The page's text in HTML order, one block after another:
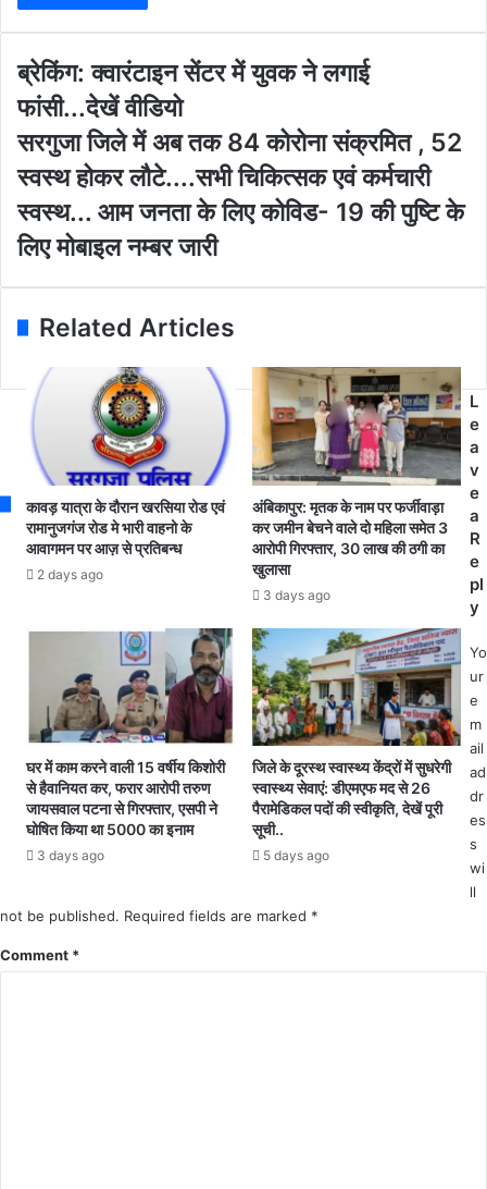
o
r
E
m
a
i
a
d
r
e
s
ब्रे
किं
ग
:
क्वा
रं
टा
न
र
में
व
फां
सी
ब्रेकिंग: क्वारंटाइन सेंटर में युवक ने लगाई
फांसी...देखें वीडियो
स
गु
जा
ले
ब
त
8
सं
क्र
मि
लौ
स
चि
सरगुजा जिले में अब तक 84 कोरोना संक्रमित , 52
स्वस्थ होकर लौटे....सभी चिकित्सक एवं कर्मचारी
स्वस्थ... आम जनता के लिए कोविड- 19 की पुष्टि के
लिए मोबाइल नम्बर जारी
Related Articles
कावड़ यात्रा के दौरान खरसिया रोड एवं
रामानुजगंज रोड मे भारी वाहनो के
आवागमन पर आज़ से प्रतिबन्ध
2 days ago
अंबिकापुर: मृतक के नाम पर फर्जीवाड़ा
कर जमीन बेचने वाले दो महिला समेत 3
आरोपी गिरफ्तार, 30 लाख की ठगी का
खुलासा
3 days ago
घर में काम करने वाली 15 वर्षीय किशोरी
से हैवानियत कर, फरार आरोपी तरुण
जायसवाल पटना से गिरफ्तार, एसपी ने
घोषित किया था 5000 का इनाम
3 days ago
जिले के दूरस्थ स्वास्थ्य केंद्रों में सुधरेगी
स्वास्थ्य सेवाएं: डीएमएफ मद से 26
पैरामेडिकल पदों की स्वीकृति, देखें पूरी
सूची..
5 days ago
L
e
a
v
e
a
R
e
pl
y
Yo
ur
e
m
ail
ad
dr
es
s
wi
ll
not be published. Required fields are marked *
Comment *